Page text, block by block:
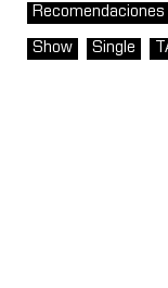
Recomendaciones
Show Single